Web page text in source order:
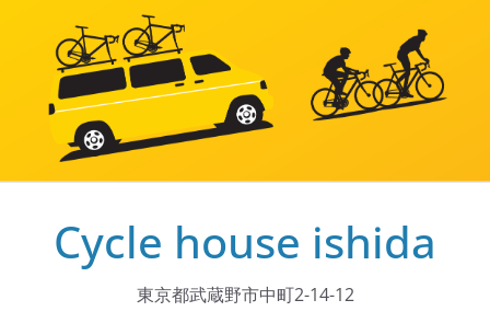
Cycle house ishida
東京都武蔵野市中町2-14-12